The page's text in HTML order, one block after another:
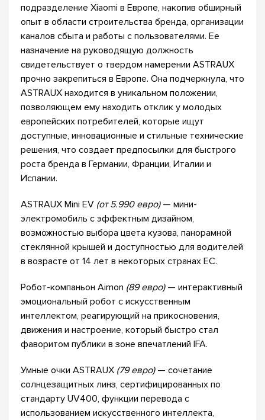
подразделение Xiaomi в Европе, накопив обширный
опыт в области строительства бренда, организации
каналов сбыта и работы с пользователями. Ее
назначение на руководящую должность
свидетельствует о твердом намерении ASTRAUX
прочно закрепиться в Европе. Она подчеркнула, что
ASTRAUX находится в уникальном положении,
позволяющем ему находить отклик у молодых
европейских потребителей, которые ищут
доступные, инновационные и стильные технические
решения, что создает предпосылки для быстрого
роста бренда в Германии, Франции, Италии и
Испании.
ASTRAUX Mini EV (от 5.990 евро)— мини-
электромобиль с эффектным дизайном,
возможностью выбора цвета кузова, панорамной
стеклянной крышей и доступностью для водителей
в возрасте от 14 лет в некоторых странах ЕС.
Робот-компаньон Aimon (89 евро)— интерактивный
эмоциональный робот с искусственным
интеллектом, реагирующий на прикосновения,
движения и настроение, который быстро стал
фаворитом публики в зоне впечатлений IFA.
Умные очки ASTRAUX (79 евро)— сочетание
солнцезащитных линз, сертифицированных по
стандарту UV400, функции перевода с
использованием искусственного интеллекта,